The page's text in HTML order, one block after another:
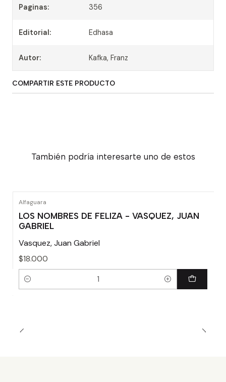
Paginas: 356
Editorial: Edhasa
Autor: Kafka, Franz
COMPARTIR ESTE PRODUCTO
También podría interesarte uno de estos
Alfaguara
LOS NOMBRES DE FELIZA - VASQUEZ, JUAN
GABRIEL
Vasquez, Juan Gabriel
$18.000
Cantidad